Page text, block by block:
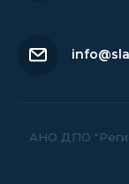
АНО ДПО